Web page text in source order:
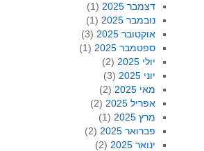
דצמבר 2025
(1)
נובמבר 2025
(1)
אוקטובר 2025
(3)
ספטמבר 2025
(1)
יולי 2025
(2)
יוני 2025
(3)
מאי 2025
(2)
אפריל 2025
(2)
מרץ 2025
(1)
פברואר 2025
(2)
ינואר 2025
(2)